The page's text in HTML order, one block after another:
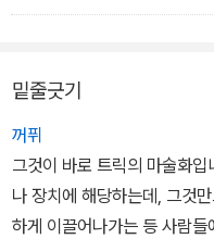
야스다는 단호하게 부정했다.
“콜로서스 스퀴드를 말하는
지느러미오징어를 말합니다.”
하트? 지느러미? 서로 어울
떤 오징어인가?
“남극하트지느러미오징어는
밑줄긋기
꺼퓌
그것이 바로 트릭의 마술화
나 장치에 해당하는데, 그것
하게 이끌어나가는 등 사람